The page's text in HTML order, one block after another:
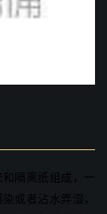
隔离纸组成，一
或者沾水弄湿，